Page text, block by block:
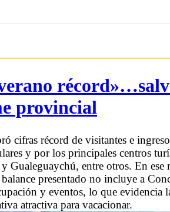
provincial
cifras récord de visitantes e
y por los principales centros
Gualeguaychú, entre otros. En
presentado no incluye a
y eventos, lo que evidencia
atractiva para vacacionar.